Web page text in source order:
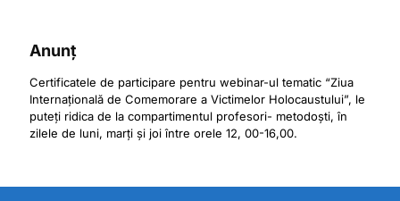
Anunț
Certificatele de participare pentru webinar-ul tematic “Ziua
Internațională de Comemorare a Victimelor Holocaustului”, le
puteți ridica de la compartimentul profesori- metodoști, în
zilele de luni, marți și joi între orele 12, 00-16,00.